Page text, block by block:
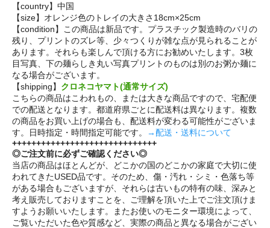
【country】中国
【size】オレンジ色のトレイの大きさ18cm×25cm
【condition】この商品は新品です。プラスチック製造時のバリの
残り、プリントのズレ等、少々つくりが雑な点が見られることが
あります。それらも楽しんで頂ける方にお勧めいたします。3枚
目写真、下の麺らしき丸い写真プリントのものは別のお粥か麺に
なる場合がございます。
【shipping】 クロネコヤマト(通常サイズ)
こちらの商品はこわれもの、または大きな商品ですので、宅配便
での配送となります。都道府県ごとに配送料は異なります。複数
の商品をお買い上げの場合も、配送料が変わる可能性がございま
す。日時指定・時間指定可能です。
→配送・送料について
++++++++++++++++++++++++++++++
◎ご注文前に必ずご確認ください◎
当店の商品はほとんどが、どこかの国のどこかの家庭で大切に使
われてきたUSED品です。そのため、傷・汚れ・シミ・色落ち等
がある場合もございますが、それらは古いもの特有の味、深みと
考え販売しておりますことを、ご理解を頂いた上でご注文頂けま
すようお願いいたします。またお使いのモニター環境によって、
ご覧いただいた色や質感など、実際の商品と異なる場合がござい